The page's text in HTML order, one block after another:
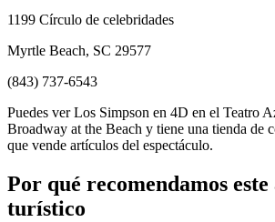
1199 Círculo de celebridades
Myrtle Beach, SC 29577
(843) 737-6543
Puedes ver Los Simpson en 4D en el Teatro
Broadway at the Beach y tiene una tienda de
que vende artículos del espectáculo.
Por qué recomendamos
turístico